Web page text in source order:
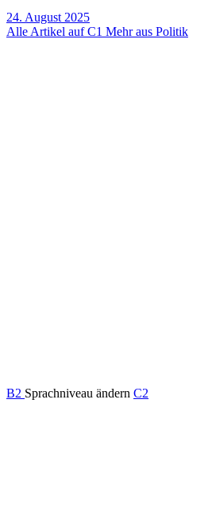
24. August 2025
Alle Artikel auf C1 Mehr aus Politik
B2 Sprachniveau ändern C2